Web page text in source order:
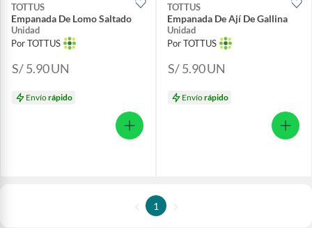
TOTTUS
Empanada De Lomo Saltado
Unidad
Por TOTTUS
S/ 5.90UN
Envíorápido
TOTTUS
Empanada De Ají De Gallina
Unidad
Por TOTTUS
S/ 5.90UN
Envíorápido
1